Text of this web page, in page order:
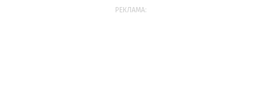
РЕКЛАМА: